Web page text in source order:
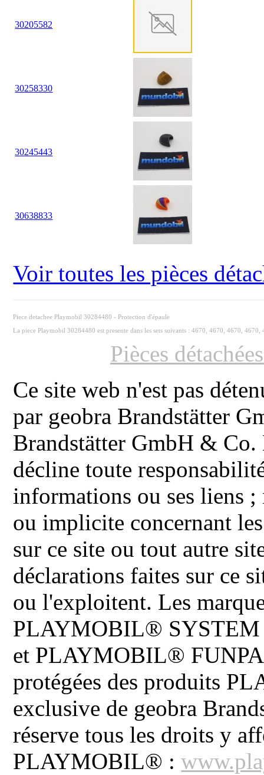
30205582
30258330
30245443
30638833
Voir toutes les pièces
Piece detachee Playmobil 30284480 - Protection d'épaule
La piece Playmobil 30284480 est presente dans les sets suivants : 4670, 4670, 4670,
Pièces
Ce site web n'est pas
par geobra Brandstätter
Brandstätter GmbH & Co.
décline toute
informations ou ses liens ;
ou implicite concernant
sur ce site ou tout autre
déclarations faites sur ce
ou l'exploitent. Les
PLAYMOBIL®
et PLAYMOBIL®
protégées des produits
exclusive de geobra
réserve tous les droits y
PLAYMOBIL® :